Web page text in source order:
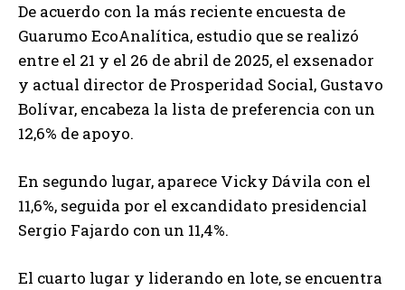
De acuerdo con la más reciente encuesta de
Guarumo EcoAnalítica, estudio que se realizó
entre el 21 y el 26 de abril de 2025, el exsenador
y actual director de Prosperidad Social, Gustavo
Bolívar, encabeza la lista de preferencia con un
12,6% de apoyo.
En segundo lugar, aparece Vicky Dávila con el
11,6%, seguida por el excandidato presidencial
Sergio Fajardo con un 11,4%.
El cuarto lugar y liderando en lote, se encuentra